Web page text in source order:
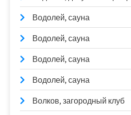
Водолей, сауна
Водолей, сауна
Водолей, сауна
Водолей, сауна
Волков, загородный клуб